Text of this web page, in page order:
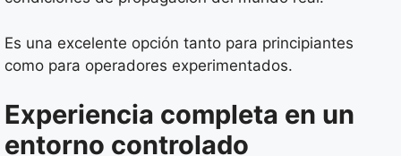
Es una excelente opción tanto para principiantes
como para operadores experimentados.
Experiencia completa en un
entorno controlado